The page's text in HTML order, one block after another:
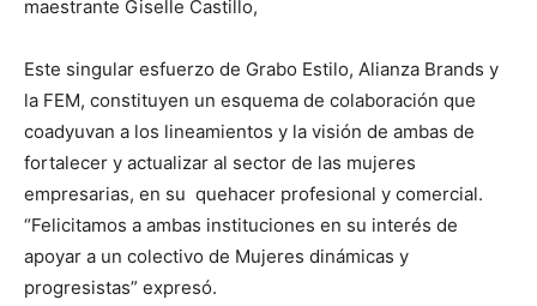
maestrante Giselle Castillo,
Este singular esfuerzo de Grabo Estilo, Alianza Brands y
la FEM, constituyen un esquema de colaboración que
coadyuvan a los lineamientos y la visión de ambas de
fortalecer y actualizar al sector de las mujeres
empresarias, en su quehacer profesional y comercial.
“Felicitamos a ambas instituciones en su interés de
apoyar a un colectivo de Mujeres dinámicas y
progresistas” expresó.